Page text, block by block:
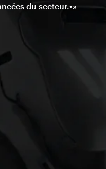
du secteur.•»